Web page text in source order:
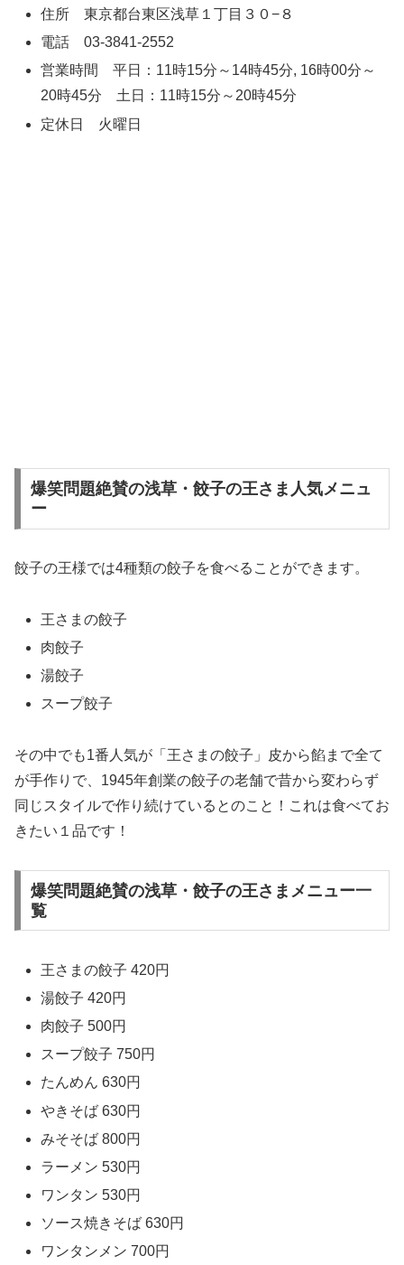
住所 東京都台東区浅草１丁目３０−８
電話 03-3841-2552
営業時間 平日：11時15分～14時45分, 16時00分～
20時45分 土日：11時15分～20時45分
定休日 火曜日
爆笑問題絶賛の浅草・餃子の王さま人気メニュ
ー
餃子の王様では4種類の餃子を食べることができます。
王さまの餃子
肉餃子
湯餃子
スープ餃子
その中でも1番人気が「王さまの餃子」皮から餡まで全て
が手作りで、1945年創業の餃子の老舗で昔から変わらず
同じスタイルで作り続けているとのこと！これは食べてお
きたい１品です！
爆笑問題絶賛の浅草・餃子の王さまメニュー一
覧
王さまの餃子 420円
湯餃子 420円
肉餃子 500円
スープ餃子 750円
たんめん 630円
やきそば 630円
みそそば 800円
ラーメン 530円
ワンタン 530円
ソース焼きそば 630円
ワンタンメン 700円